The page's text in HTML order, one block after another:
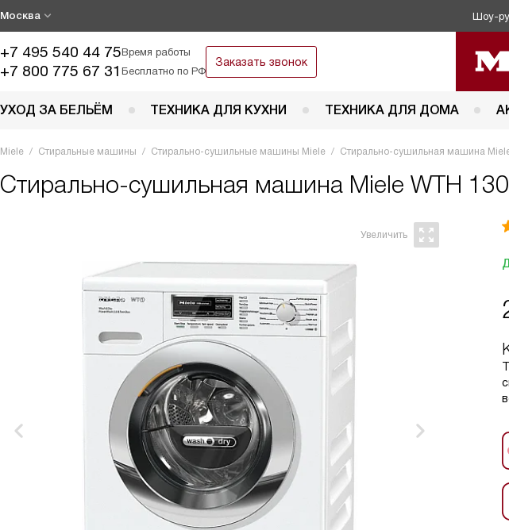
Москва Шоу-
+7 495 540 44 75Время работы
+7 800 775 67 31 Бесплатно по РФ
Заказать звонок
УХОД ЗА БЕЛЬЁМ ТЕХНИКА ДЛЯ КУХНИ ТЕХНИКА ДЛЯ ДОМА
Miele Стиральные машины Стирально-сушильные машины Miele Стирально-сушильная машина
Стирально-сушильная машина Miele WTH